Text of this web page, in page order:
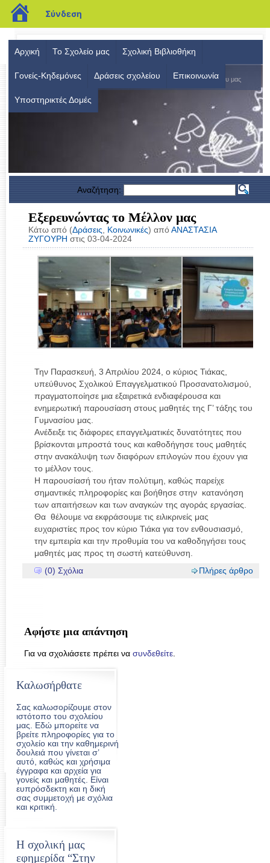
blogs.sch.gr
Σύνδεση
Αρχική Το Σχολείο μας Σχολική Βιβλιοθήκη
Γονείς-Κηδεμόνες Δράσεις σχολείου Επικοινωνία
Υποστηρικτές Δομές
2ο Γυμνάσιο Κοζάνης O επίσημος ιστοχώρος του σχολείου μας
Αναζήτηση:
Εξερευνώντας το Μέλλον μας
Κάτω από (Δράσεις, Κοινωνικές) από ΑΝΑΣΤΑΣΙΑ
ΖΥΓΟΥΡΗ στις 03-04-2024
Την Παρασκευή, 3 Απριλίου 2024, ο κύριος Τιάκας,
υπεύθυνος Σχολικού Επαγγελματικού Προσανατολισμού,
πραγματοποίησε μια εξαιρετικά ενδιαφέρουσα και
ενημερωτική παρουσίαση στους μαθητές της Γ’ τάξης του
Γυμνασίου μας.
Ανέδειξε τις διάφορες επαγγελματικές δυνατότητες που
βρίσκονται μπροστά τους και καθοδήγησε τους μαθητές
στην ανακάλυψη των διαφόρων επιλογών που έχουν για
το μέλλον τους.
Η παρουσίασή του ήταν πολύτιμη, καθώς παρείχε
σημαντικές πληροφορίες και βοήθησε στην κατανόηση
των απαιτήσεων και των αναγκών της αγοράς εργασίας.
Θα θέλουμε να εκφράσουμε τις ειλικρινείς μας
ευχαριστίες προς τον κύριο Τιάκα για τον ενθουσιασμό,
την εμπειρία και την προθυμία του να καθοδηγήσει τους
μαθητές μας προς τη σωστή κατεύθυνση.
(0) Σχόλια
Πλήρες άρθρο
Αφήστε μια απάντηση
Για να σχολιάσετε πρέπει να συνδεθείτε
Καλωσήρθατε
Σας καλωσορίζουμε στον
ιστότοπο του σχολείου
μας. Εδώ μπορείτε να
βρείτε πληροφορίες για το
σχολείο και την καθημερινή
δουλειά που γίνεται σ’
αυτό, καθώς και χρήσιμα
έγγραφα και αρχεία για
γονείς και μαθητές. Είναι
ευπρόσδεκτη και η δική
σας συμμετοχή με σχόλια
και κριτική.
Η σχολική μας
εφημερίδα “Στην